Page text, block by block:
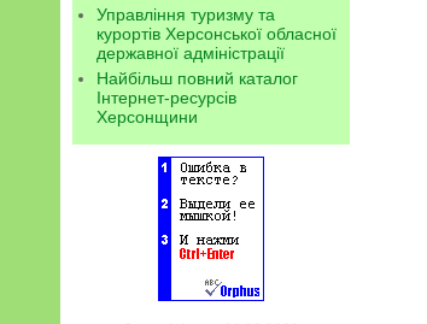
Управління туризму та
курортів Херсонської обласної
державної адміністрації
Найбільш повний каталог
Інтернет-ресурсів
Херсонщини